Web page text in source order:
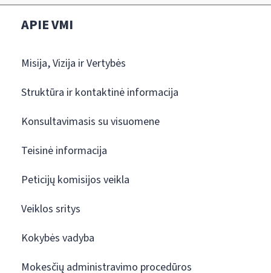
APIE VMI
Misija, Vizija ir Vertybės
Struktūra ir kontaktinė informacija
Konsultavimasis su visuomene
Teisinė informacija
Peticijų komisijos veikla
Veiklos sritys
Kokybės vadyba
Mokesčių administravimo procedūros